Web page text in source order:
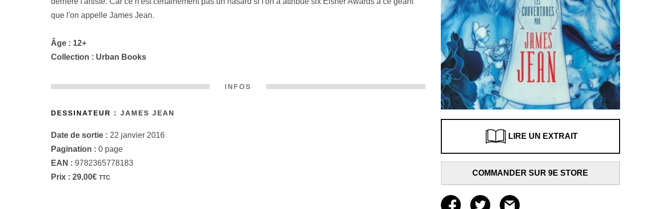
que l'on appelle James Jean.
Âge : 12+
Collection : Urban Books
INFOS
DESSINATEUR : JAMES JEAN
Date de sortie : 22 janvier 2016
Pagination : 0 page
EAN : 9782365778183
Prix : 29,00€ TTC
LIRE UN EXTRAIT
COMMANDER SUR 9E STORE